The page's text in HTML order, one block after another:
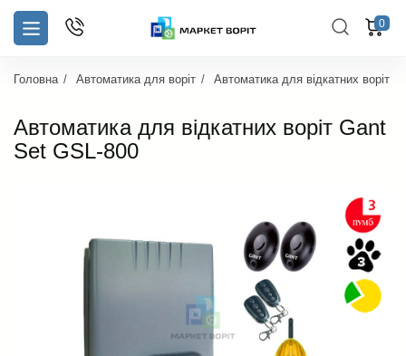
0
Головна Автоматика для воріт Автоматика для відкатних воріт
Автоматика для відкатних воріт Gant
Set GSL-800